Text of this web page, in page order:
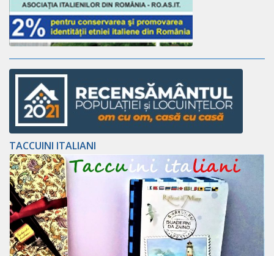
TACCUINI ITALIANI